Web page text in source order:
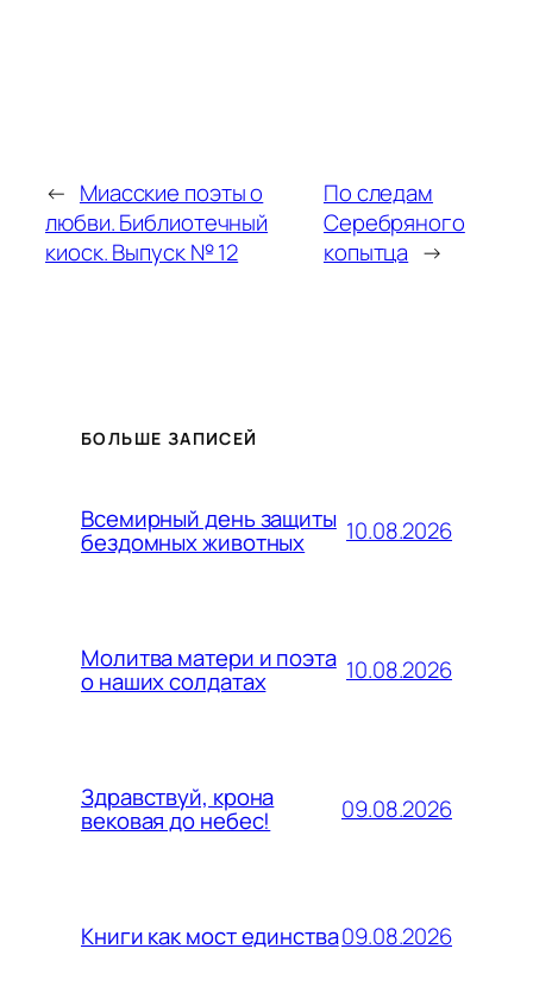
← Миасские поэты о
любви. Библиотечный
киоск. Выпуск № 12
По следам
Серебряного
копытца →
БОЛЬШЕ ЗАПИСЕЙ
Всемирный день защиты
бездомных животных 10.08.2026
Молитва матери и поэта
о наших солдатах 10.08.2026
Здравствуй, крона
вековая до небес! 09.08.2026
Книги как мост единства09.08.2026